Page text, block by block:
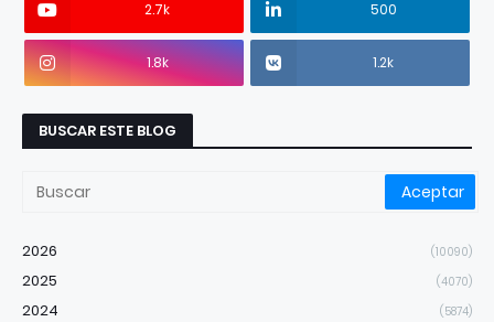
2.7k 500
1.8k 1.2k
BUSCAR ESTE BLOG
2026 (10090)
2025 (4070)
2024 (5874)